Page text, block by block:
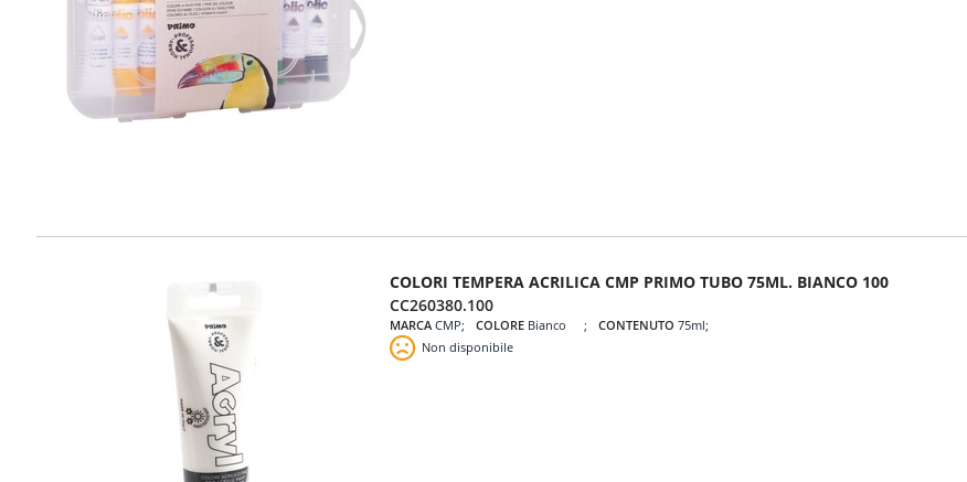
COLORI TEMPERA ACRILICA CMP PRIMO TUBO 75ML. BIANCO 100
CC260380.100
MARCA CMP COLORE Bianco CONTENUTO 75ml
Non disponibile